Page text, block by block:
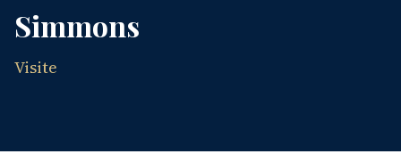
Simmons
Visite